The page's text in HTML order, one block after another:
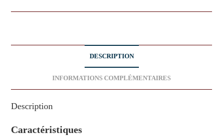
DESCRIPTION
INFORMATIONS COMPLÉMENTAIRES
Description
Caractéristiques